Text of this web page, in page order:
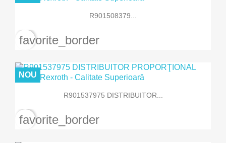
R901508379...
favorite_border
R901537975 DISTRIBUITOR...
NOU
favorite_border